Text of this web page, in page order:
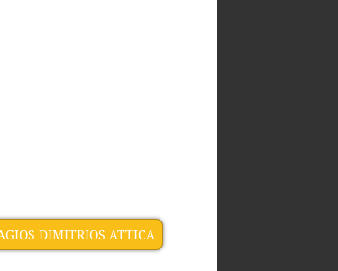
DIMITRIOS ATTICA